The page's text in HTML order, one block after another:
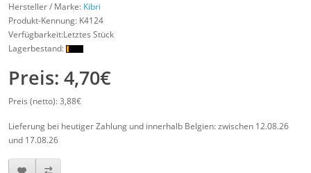
Hersteller / Marke: Kibri
Produkt-Kennung: K4124
Verfügbarkeit:Letztes Stück
Lagerbestand:
Preis: 4,70€
Preis (netto): 3,88€
Lieferung bei heutiger Zahlung und innerhalb Belgien: zwischen 12.08.26
und 17.08.26